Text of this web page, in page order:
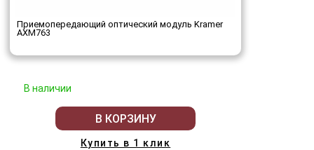
Приемопередающий оптический модуль Kramer
AXM763
В наличии
В КОРЗИНУ
Купить в 1 клик